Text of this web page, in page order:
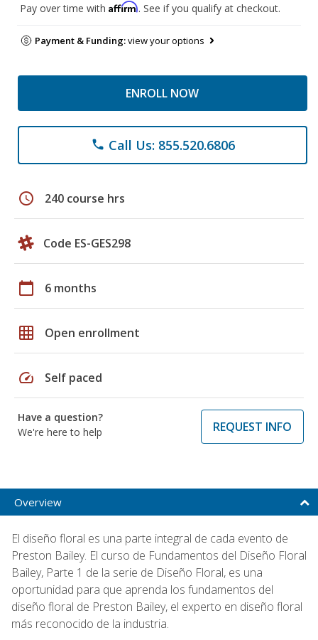
Pay over time with Affirm. See if you qualify at checkout.
Payment & Funding:view your options
ENROLL NOW
phone Call Us: 855.520.6806
schedule 240 course hrs
Code ES-GES298
calendar_today 6 months
grid_on Open enrollment
speed Self paced
Have a question?
We're here to help
REQUEST INFO
Overview
El diseño floral es una parte integral de cada evento de
Preston Bailey. El curso de Fundamentos del Diseño Floral
Bailey, Parte 1 de la serie de Diseño Floral, es una
oportunidad para que aprenda los fundamentos del
diseño floral de Preston Bailey, el experto en diseño floral
más reconocido de la industria.